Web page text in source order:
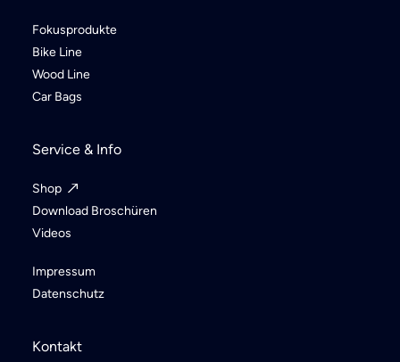
Fokusprodukte
Bike Line
Wood Line
Car Bags
Service & Info
Shop
Download Broschüren
Videos
Impressum
Datenschutz
Kontakt